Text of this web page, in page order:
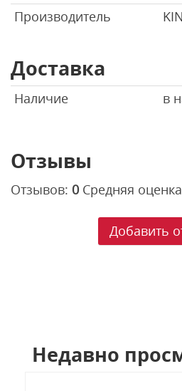
Производитель
Доставка
Наличие в
Отзывы
Отзывов: 0 Средняя
Добавить
Недавно